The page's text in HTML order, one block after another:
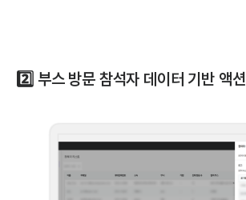
2️⃣ 부스 방문 참석자 데이터 기반 액션